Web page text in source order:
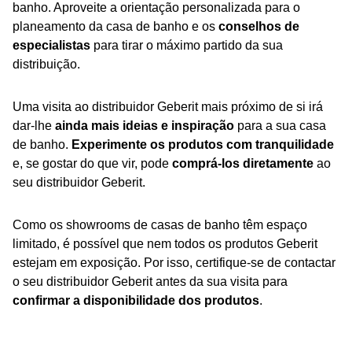
banho. Aproveite a orientação personalizada para o
planeamento da casa de banho e os conselhos de
especialistas para tirar o máximo partido da sua
distribuição.
Uma visita ao distribuidor Geberit mais próximo de si irá
dar-lhe ainda mais ideias e inspiração para a sua casa
de banho. Experimente os produtos com tranquilidade
e, se gostar do que vir, pode comprá-los diretamente ao
seu distribuidor Geberit.
Como os showrooms de casas de banho têm espaço
limitado, é possível que nem todos os produtos Geberit
estejam em exposição. Por isso, certifique-se de contactar
o seu distribuidor Geberit antes da sua visita para
confirmar a disponibilidade dos produtos.